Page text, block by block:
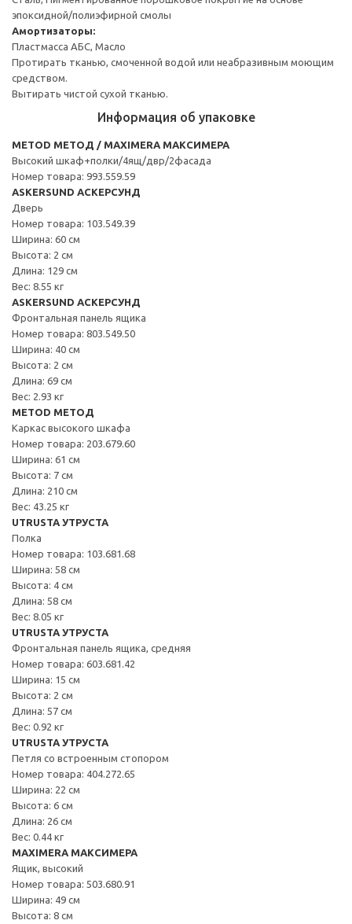
эпоксидной/полиэфирной смолы
Амортизаторы:
Пластмасса АБС, Масло
Протирать тканью, смоченной водой или неабразивным моющим
средством.
Вытирать чистой сухой тканью.
Информация об упаковке
METOD МЕТОД / MAXIMERA МАКСИМЕРА
Высокий шкаф+полки/4ящ/двр/2фасада
Номер товара: 993.559.59
ASKERSUND АСКЕРСУНД
Дверь
Номер товара: 103.549.39
Ширина: 60 см
Высота: 2 см
Длина: 129 см
Вес: 8.55 кг
ASKERSUND АСКЕРСУНД
Фронтальная панель ящика
Номер товара: 803.549.50
Ширина: 40 см
Высота: 2 см
Длина: 69 см
Вес: 2.93 кг
METOD МЕТОД
Каркас высокого шкафа
Номер товара: 203.679.60
Ширина: 61 см
Высота: 7 см
Длина: 210 см
Вес: 43.25 кг
UTRUSTA УТРУСТА
Полка
Номер товара: 103.681.68
Ширина: 58 см
Высота: 4 см
Длина: 58 см
Вес: 8.05 кг
UTRUSTA УТРУСТА
Фронтальная панель ящика, средняя
Номер товара: 603.681.42
Ширина: 15 см
Высота: 2 см
Длина: 57 см
Вес: 0.92 кг
UTRUSTA УТРУСТА
Петля со встроенным стопором
Номер товара: 404.272.65
Ширина: 22 см
Высота: 6 см
Длина: 26 см
Вес: 0.44 кг
MAXIMERA МАКСИМЕРА
Ящик, высокий
Номер товара: 503.680.91
Ширина: 49 см
Высота: 8 см